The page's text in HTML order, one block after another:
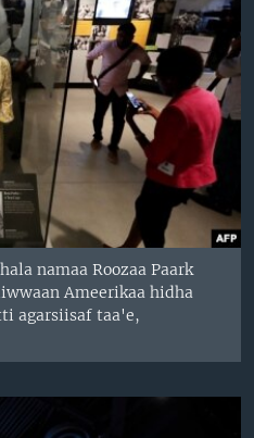
namaa Roozaa Paark
Ameerikaa hidha
agarsiisaf taa'e,